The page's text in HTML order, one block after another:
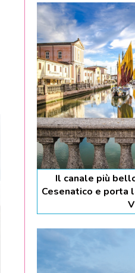
Il canale più
Cesenatico e porta